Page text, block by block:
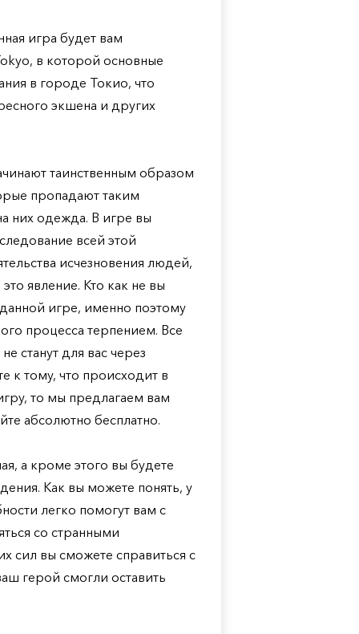
игра будет вам
в которой основные
в городе Токио, что
экшена и других
таинственным образом
пропадают таким
них одежда. В игре вы
всей этой
исчезновения людей,
явление. Кто как не вы
игре, именно поэтому
процесса терпением. Все
станут для вас через
к тому, что происходит в
то мы предлагаем вам
абсолютно бесплатно.
а кроме этого вы будете
Как вы можете понять, у
легко помогут вам с
со странными
сил вы сможете справиться с
герой смогли оставить